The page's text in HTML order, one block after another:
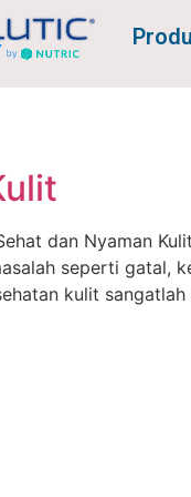
dan Nyaman
seperti
kulit